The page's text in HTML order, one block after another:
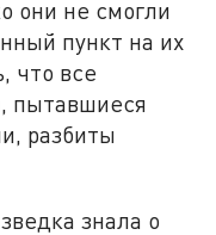
они не смогли
пункт на их
что все
пытавшиеся
разбиты
знала о